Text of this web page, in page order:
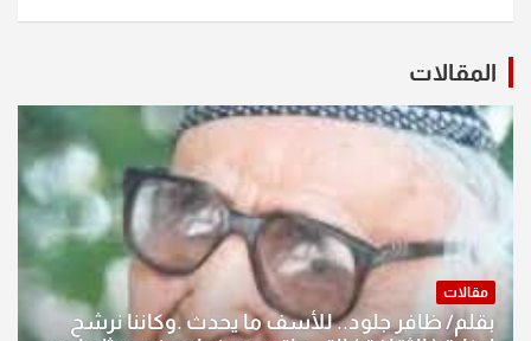
المقالات
مقالات
بقلم/ ظافر جلود.. للأسف ما يحدث .وكاننا نرشح